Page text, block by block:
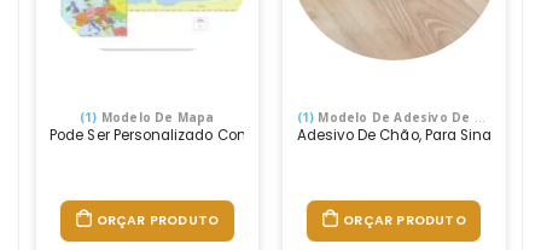
(1) Modelo De Mapa
Pode Ser Personalizado Com O Mapa Que Quiser, Logo Da
ORÇAR PRODUTO
(1) Modelo De Adesivo De Piso
Adesivo De Chão, Para
ORÇAR PRODUTO